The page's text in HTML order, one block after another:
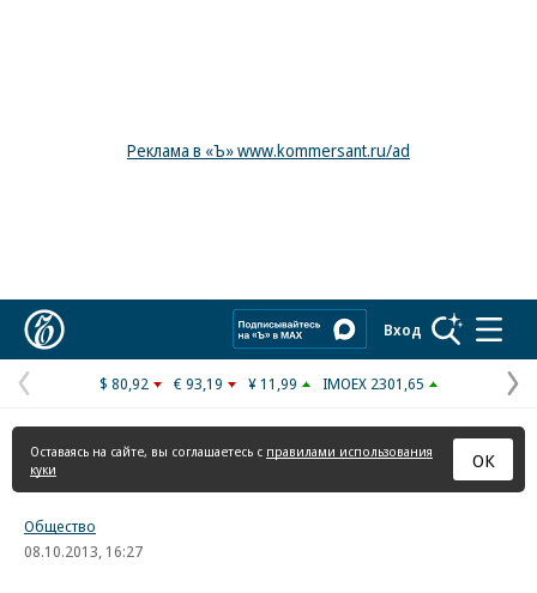
Реклама в «Ъ» www.kommersant.ru/ad
Вход
Предыдущая
страница
$ 80,92 € 93,19 ¥ 11,99 IMOEX 2301,65
Оставаясь на сайте, вы соглашаетесь с правилами использования
куки
ОК
Общество
08.10.2013, 16:27